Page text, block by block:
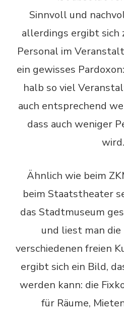
Sinnvoll und
allerdings ergibt sich
Personal im
ein gewisses
halb so viel
auch entsprechend
dass auch weniger
wird.
Ähnlich wie beim
beim Staatstheater
das Stadtmuseum
und liest man die
verschiedenen freien
ergibt sich ein Bild,
werden kann: die
für Räume,